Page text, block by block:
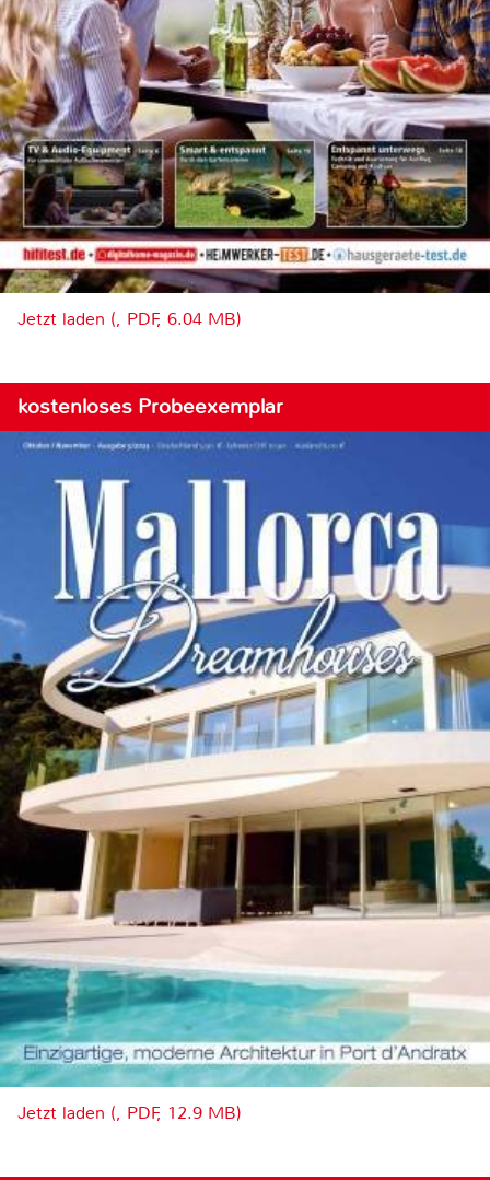
Jetzt laden (, PDF, 6.04 MB)
kostenloses Probeexemplar
Jetzt laden (, PDF, 12.9 MB)